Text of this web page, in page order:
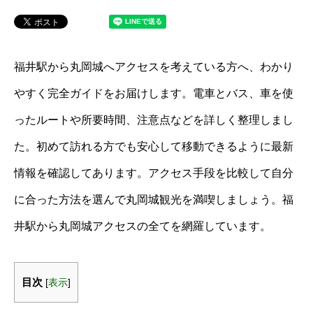
福井駅から丸岡城へアクセスを考えている方へ、わかり
やすく完全ガイドをお届けします。電車とバス、車を使
ったルートや所要時間、注意点などを詳しく整理しまし
た。初めて訪れる方でも安心して移動できるように最新
情報を確認してあります。アクセス手段を比較して自分
に合った方法を選んで丸岡城観光を満喫しましょう。福
井駅から丸岡城アクセスの全てを網羅しています。
目次 [表示]